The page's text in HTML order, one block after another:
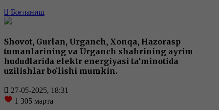
Боғланиш
Shovot, Gurlan, Urganch, Xonqa, Hazorasp
tumanlarining va Urganch shahrining ayrim
hududlarida elektr energiyasi ta’minotida
uzilishlar boʻlishi mumkin.
27-05-2025, 18:31
1 305 марта